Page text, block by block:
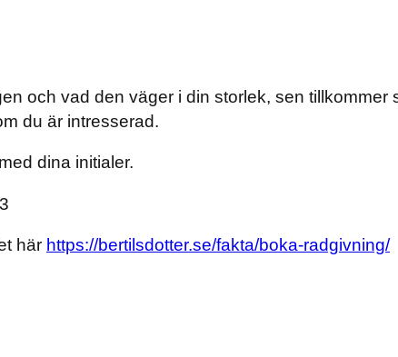
och vad den väger i din storlek, sen tillkommer
du är intresserad.
dina initialer.
här https://bertilsdotter.se/fakta/boka-radgivning/